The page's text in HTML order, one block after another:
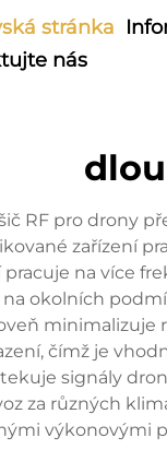
stránka
nás
RF pro drony
zařízení
na více
okolních
čímž je
signály
za různých
výkonovými